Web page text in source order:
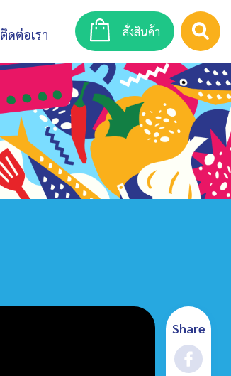
ติดต่อเรา สั่งสินค้า
Share